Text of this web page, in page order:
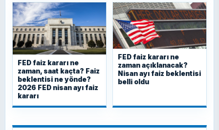
FED faiz kararı ne
zaman, saat kaçta? Faiz
beklentisi ne yönde?
2026 FED nisan ayı faiz
kararı
FED faiz kararı ne
zaman açıklanacak?
Nisan ayı faiz beklentisi
belli oldu